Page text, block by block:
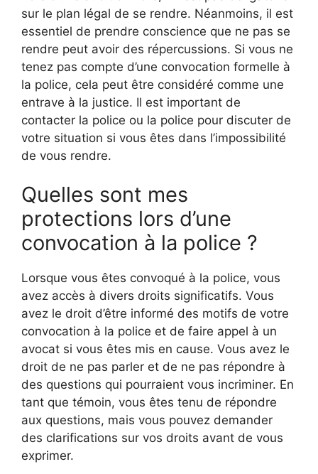
sur le plan légal de se rendre. Néanmoins, il est
essentiel de prendre conscience que ne pas se
rendre peut avoir des répercussions. Si vous ne
tenez pas compte d’une convocation formelle à
la police, cela peut être considéré comme une
entrave à la justice. Il est important de
contacter la police ou la police pour discuter de
votre situation si vous êtes dans l’impossibilité
de vous rendre.
Quelles sont mes
protections lors d’une
convocation à la police ?
Lorsque vous êtes convoqué à la police, vous
avez accès à divers droits significatifs. Vous
avez le droit d’être informé des motifs de votre
convocation à la police et de faire appel à un
avocat si vous êtes mis en cause. Vous avez le
droit de ne pas parler et de ne pas répondre à
des questions qui pourraient vous incriminer. En
tant que témoin, vous êtes tenu de répondre
aux questions, mais vous pouvez demander
des clarifications sur vos droits avant de vous
exprimer.